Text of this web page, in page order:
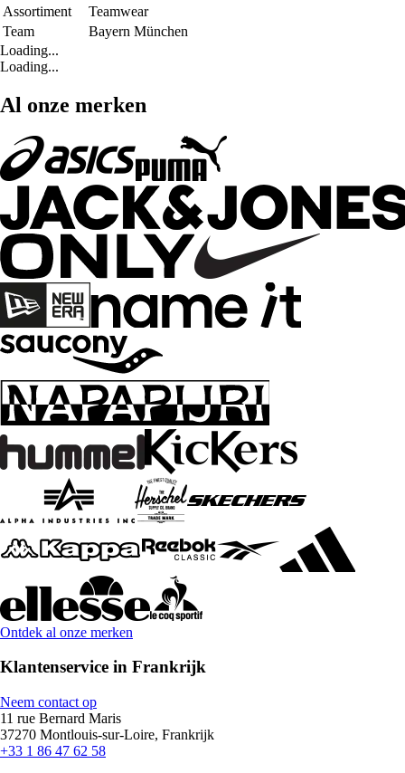
Assortiment
Teamwear
Team
Bayern München
Loading...
Loading...
Al onze merken
Ontdek al onze merken
Klantenservice in Frankrijk
Neem contact op
11 rue Bernard Maris
37270 Montlouis-sur-Loire, Frankrijk
+33 1 86 47 62 58